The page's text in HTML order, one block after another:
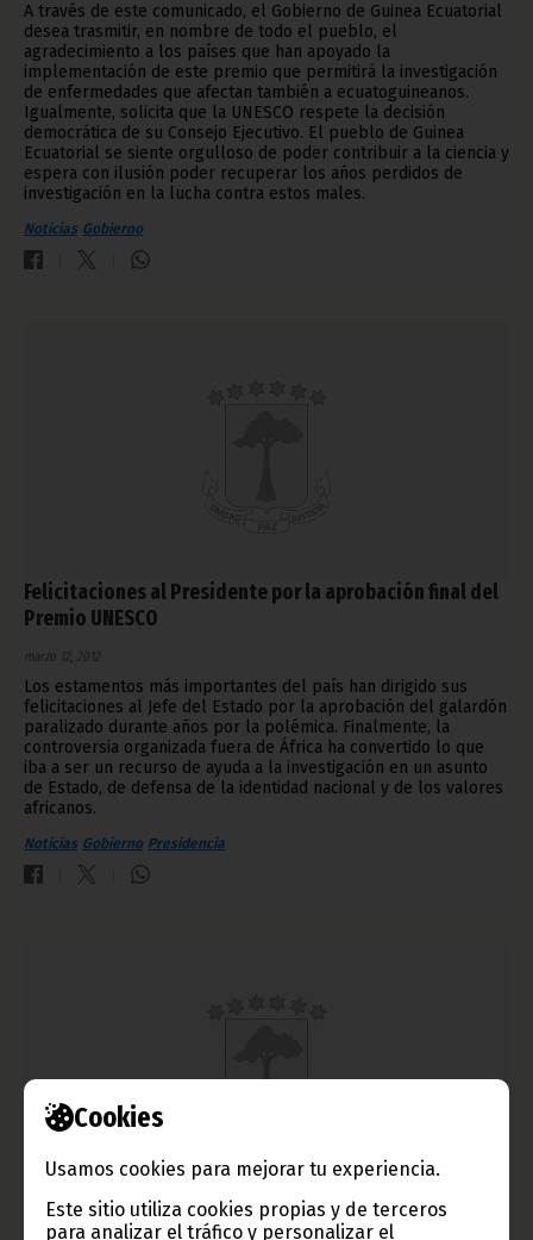
Cookies
Usamos cookies para mejorar tu experiencia.
Este sitio utiliza cookies propias y de terceros
para analizar el tráfico y personalizar el
A través de este comunicado, el Gobierno de Guinea Ecuatorial
desea trasmitir, en nombre de todo el pueblo, el
agradecimiento a los países que han apoyado la
implementación de este premio que permitirá la investigación
de enfermedades que afectan también a ecuatoguineanos.
Igualmente, solicita que la UNESCO respete la decisión
democrática de su Consejo Ejecutivo. El pueblo de Guinea
Ecuatorial se siente orgulloso de poder contribuir a la ciencia y
espera con ilusión poder recuperar los años perdidos de
investigación en la lucha contra estos males.
Noticias Gobierno
Felicitaciones al Presidente por la aprobación final del
Premio UNESCO
marzo 12, 2012
Los estamentos más importantes del país han dirigido sus
felicitaciones al Jefe del Estado por la aprobación del galardón
paralizado durante años por la polémica. Finalmente, la
controversia organizada fuera de África ha convertido lo que
iba a ser un recurso de ayuda a la investigación en un asunto
de Estado, de defensa de la identidad nacional y de los valores
africanos.
Noticias Gobierno Presidencia
Lucas Nguema Esono se reúne con responsables del
partido para organizar el Congreso Nacional